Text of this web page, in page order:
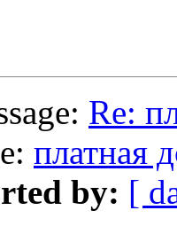
Re:
платная
by: [